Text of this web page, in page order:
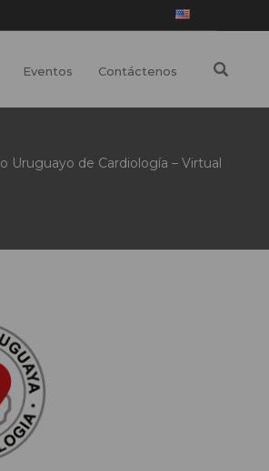
Eventos Contáctenos
Uruguayo de Cardiología – Virtual